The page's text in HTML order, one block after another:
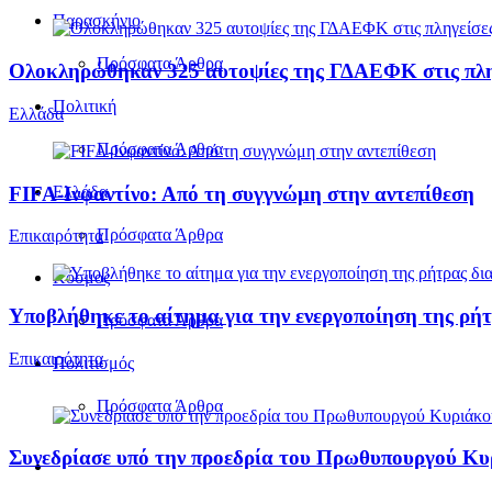
Παρασκήνιο
Πρόσφατα Άρθρα
Πολιτική
Πρόσφατα Άρθρα
Ελλάδα
Πρόσφατα Άρθρα
Κόσμος
Πρόσφατα Άρθρα
Πολιτισμός
Πρόσφατα Άρθρα
Ολοκληρώθηκαν 325 αυτοψίες της ΓΔΑΕΦΚ στις
Ελλάδα
FIFA-Ινφαντίνο: Από τη συγγνώμη στην αντεπίθεση
Επικαιρότητα
Υποβλήθηκε το αίτημα για την ενεργοποίηση της
Επικαιρότητα
Συνεδρίασε υπό την προεδρία του Πρωθυπουργού